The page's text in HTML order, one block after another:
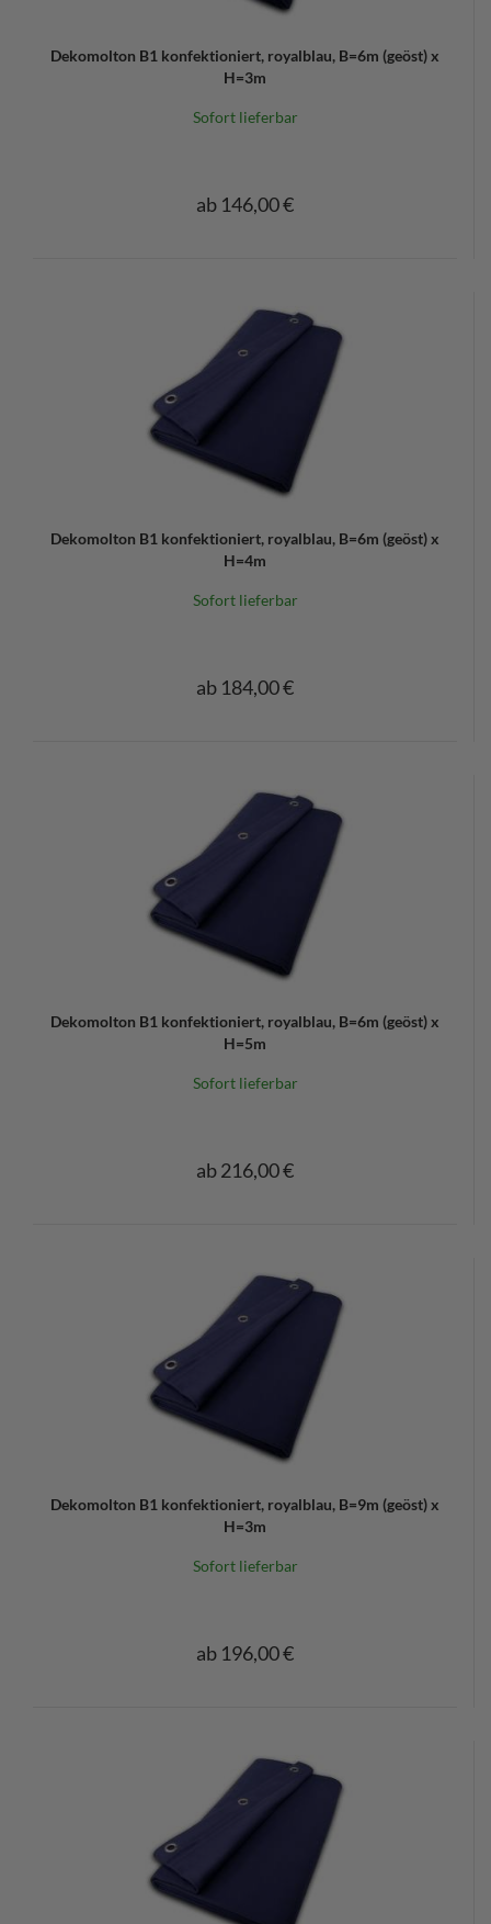
Dekomolton B1 konfektioniert, royalblau, B=6m (geöst) x
H=3m
Sofort lieferbar
ab 146,00 €
Dekomolton B1 konfektioniert, royalblau, B=6m (geöst) x
H=4m
Sofort lieferbar
ab 184,00 €
Dekomolton B1 konfektioniert, royalblau, B=6m (geöst) x
H=5m
Sofort lieferbar
ab 216,00 €
Dekomolton B1 konfektioniert, royalblau, B=9m (geöst) x
H=3m
Sofort lieferbar
ab 196,00 €